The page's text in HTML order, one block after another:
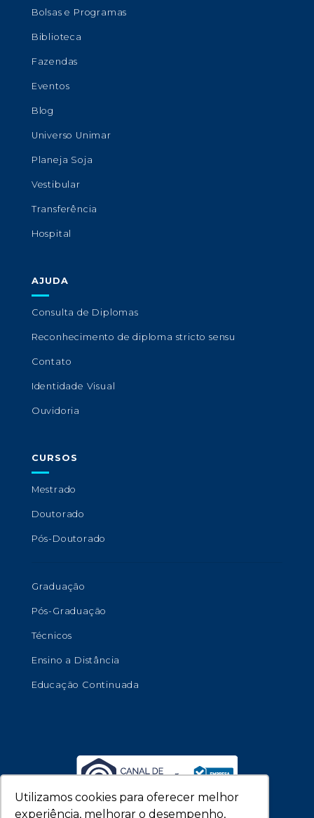
Utilizamos cookies para oferecer melhor
experiência, melhorar o desempenho,
Bolsas e Programas
Biblioteca
Fazendas
Eventos
Blog
Universo Unimar
Planeja Soja
Vestibular
Transferência
Hospital
AJUDA
Consulta de Diplomas
Reconhecimento de diploma stricto sensu
Contato
Identidade Visual
Ouvidoria
CURSOS
Mestrado
Doutorado
Pós-Doutorado
Graduação
Pós-Graduação
Técnicos
Ensino a Distância
Educação Continuada